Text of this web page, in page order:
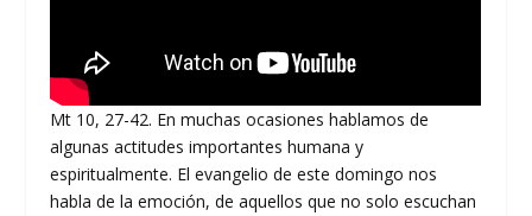
Mt 10, 27-42. En muchas ocasiones hablamos de
algunas actitudes importantes humana y
espiritualmente. El evangelio de este domingo nos
habla de la emoción, de aquellos que no solo escuchan